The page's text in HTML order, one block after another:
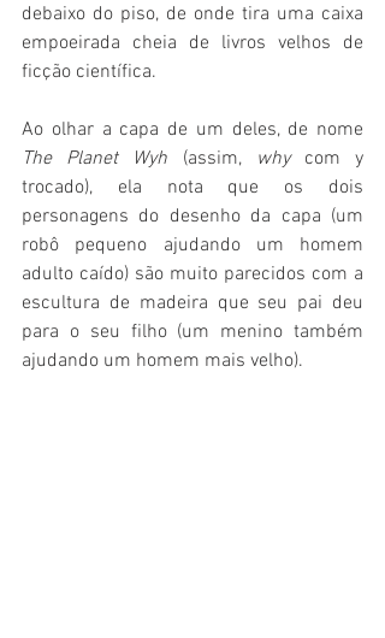
debaixo do piso, de onde tira uma caixa
empoeirada cheia de livros velhos de
ficção científica.
The Planet Wyh (assim, why com y
trocado), ela nota que os dois
personagens do desenho da capa (um
robô pequeno ajudando um homem
adulto caído) são muito parecidos com a
escultura de madeira que seu pai deu
para o seu filho (um menino também
ajudando um homem mais velho).